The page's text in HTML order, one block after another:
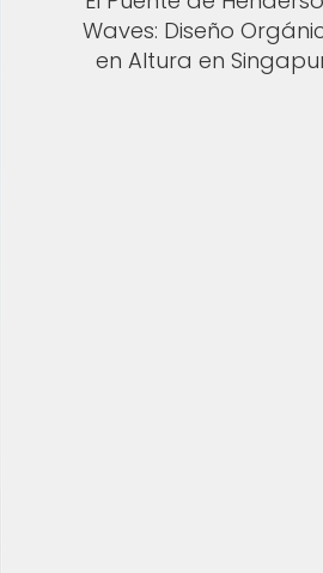
Waves: Diseño
en Altura en